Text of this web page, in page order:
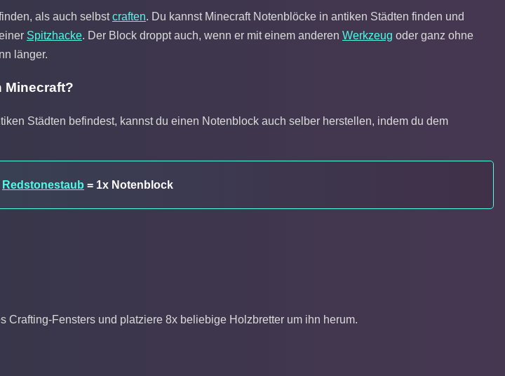
als auch selbstcraften. Du kannst Minecraft Notenblöcke in antiken Städten finden und
Spitzhacke. Der Block droppt auch, wenn er mit einem anderen Werkzeug oder ganz ohne
länger.
Minecraft?
Städten befindest, kannst du einen Notenblock auch selber herstellen, indem du dem
Redstonestaub = 1x Notenblock
Crafting-Fensters und platziere 8x beliebige Holzbretter um ihn herum.